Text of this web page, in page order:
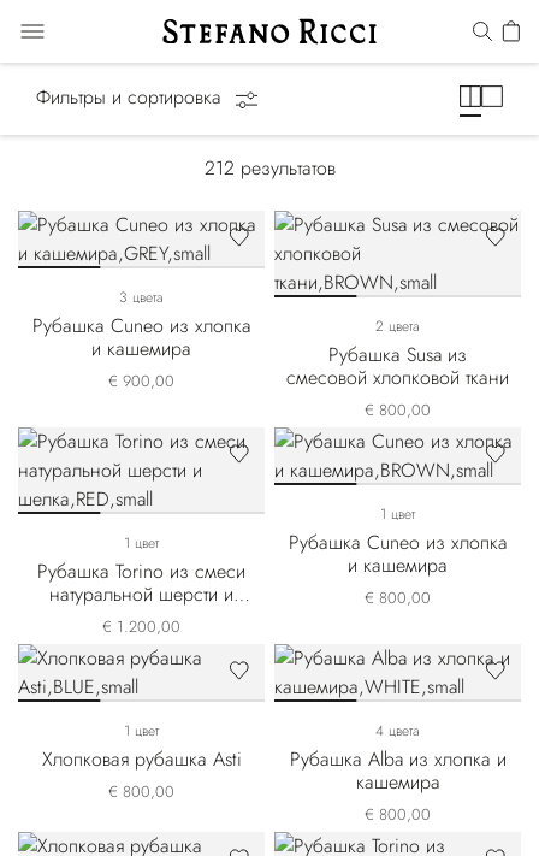
Фильтры и сортировка
212 результатов
3 цвета
Рубашка Cuneo из хлопка
и кашемира
€ 900,00
2 цвета
Рубашка Susa из
смесовой хлопковой ткани
€ 800,00
1 цвет
Рубашка Torino из смеси
натуральной шерсти и
шелка
€ 1.200,00
1 цвет
Рубашка Cuneo из хлопка
и кашемира
€ 800,00
1 цвет
Хлопковая рубашка Asti
€ 800,00
4 цвета
Рубашка Alba из хлопка и
кашемира
€ 800,00